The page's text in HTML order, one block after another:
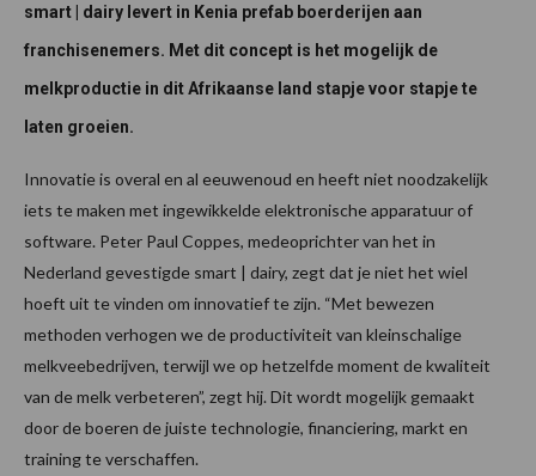
smart | dairy levert in Kenia prefab boerderijen aan
franchisenemers. Met dit concept is het mogelijk de
melkproductie in dit Afrikaanse land stapje voor stapje te
laten groeien.
Innovatie is overal en al eeuwenoud en heeft niet noodzakelijk
iets te maken met ingewikkelde elektronische apparatuur of
software. Peter Paul Coppes, medeoprichter van het in
Nederland gevestigde smart | dairy, zegt dat je niet het wiel
hoeft uit te vinden om innovatief te zijn. “Met bewezen
methoden verhogen we de productiviteit van kleinschalige
melkveebedrijven, terwijl we op hetzelfde moment de kwaliteit
van de melk verbeteren”, zegt hij. Dit wordt mogelijk gemaakt
door de boeren de juiste technologie, financiering, markt en
training te verschaffen.